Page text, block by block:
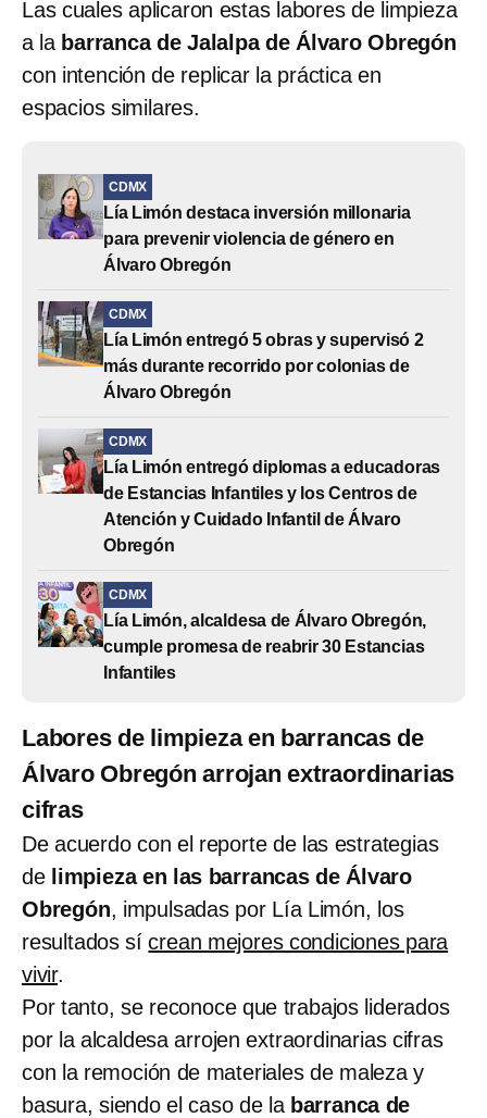
Las cuales aplicaron estas labores de limpieza
a la barranca de Jalalpa de Álvaro Obregón
con intención de replicar la práctica en
espacios similares.
CDMX
Lía Limón destaca inversión millonaria
para prevenir violencia de género en
Álvaro Obregón
CDMX
Lía Limón entregó 5 obras y supervisó 2
más durante recorrido por colonias de
Álvaro Obregón
CDMX
Lía Limón entregó diplomas a educadoras
de Estancias Infantiles y los Centros de
Atención y Cuidado Infantil de Álvaro
Obregón
CDMX
Lía Limón, alcaldesa de Álvaro Obregón,
cumple promesa de reabrir 30 Estancias
Infantiles
Labores de limpieza en barrancas de
Álvaro Obregón arrojan extraordinarias
cifras
De acuerdo con el reporte de las estrategias
de limpieza en las barrancas de Álvaro
Obregón, impulsadas por Lía Limón, los
resultados sícrean mejores condiciones para
vivir.
Por tanto, se reconoce que trabajos liderados
por la alcaldesa arrojen extraordinarias cifras
con la remoción de materiales de maleza y
basura, siendo el caso de la barranca de